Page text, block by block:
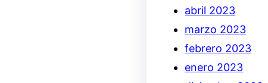
abril 2023
marzo 2023
febrero 2023
enero 2023